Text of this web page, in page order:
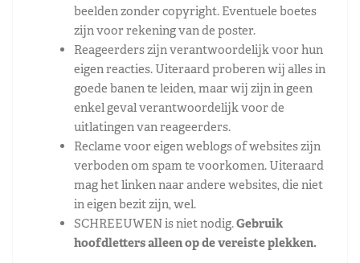
beelden zonder copyright. Eventuele boetes
zijn voor rekening van de poster.
Reageerders zijn verantwoordelijk voor hun
eigen reacties. Uiteraard proberen wij alles in
goede banen te leiden, maar wij zijn in geen
enkel geval verantwoordelijk voor de
uitlatingen van reageerders.
Reclame voor eigen weblogs of websites zijn
verboden om spam te voorkomen. Uiteraard
mag het linken naar andere websites, die niet
in eigen bezit zijn, wel.
SCHREEUWEN is niet nodig.Gebruik
hoofdletters alleen op de vereiste plekken.